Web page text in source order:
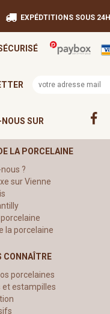
EXPÉDTITIONS SOUS 24H
SUR
LA PORCELAINE
?
sur Vienne
la porcelaine
CONNAÎTRE
porcelaines
et estampilles